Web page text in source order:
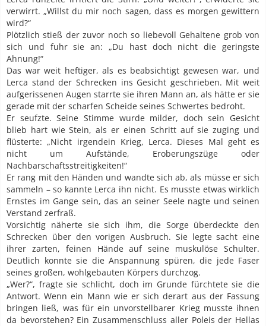
verwirrt. „Willst du mir noch sagen, dass es morgen gewittern
wird?“
Plötzlich stieß der zuvor noch so liebevoll Gehaltene grob von
sich und fuhr sie an: „Du hast doch nicht die geringste
Ahnung!“
Das war weit heftiger, als es beabsichtigt gewesen war, und
Lerca stand der Schrecken ins Gesicht geschrieben. Mit weit
aufgerissenen Augen starrte sie ihren Mann an, als hätte er sie
gerade mit der scharfen Scheide seines Schwertes bedroht.
Er seufzte. Seine Stimme wurde milder, doch sein Gesicht
blieb hart wie Stein, als er einen Schritt auf sie zuging und
flüsterte: „Nicht irgendein Krieg, Lerca. Dieses Mal geht es
nicht um Aufstände, Eroberungszüge oder
Nachbarschaftsstreitigkeiten!“
Er rang mit den Händen und wandte sich ab, als müsse er sich
sammeln – so kannte Lerca ihn nicht. Es musste etwas wirklich
Ernstes im Gange sein, das an seiner Seele nagte und seinen
Verstand zerfraß.
Vorsichtig näherte sie sich ihm, die Sorge überdeckte den
Schrecken über den vorigen Ausbruch. Sie legte sacht eine
ihrer zarten, feinen Hände auf seine muskulöse Schulter.
Deutlich konnte sie die Anspannung spüren, die jede Faser
seines großen, wohlgebauten Körpers durchzog.
„Wer?“, fragte sie schlicht, doch im Grunde fürchtete sie die
Antwort. Wenn ein Mann wie er sich derart aus der Fassung
bringen ließ, was für ein unvorstellbarer Krieg musste ihnen
da bevorstehen? Ein Zusammenschluss aller Poleis der Hellas